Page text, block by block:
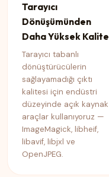
Tarayıcı
Dönüşümünden
Daha Yüksek Kalite
Tarayıcı tabanlı
dönüştürücülerin
sağlayamadığı çıktı
kalitesi için endüstri
düzeyinde açık kaynak
araçlar kullanıyoruz —
ImageMagick, libheif,
libavif, libjxl ve
OpenJPEG.